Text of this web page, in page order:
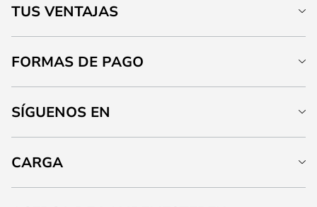
TUS VENTAJAS
FORMAS DE PAGO
SÍGUENOS EN
CARGA